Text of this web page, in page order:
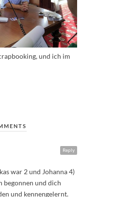
und ich im
Reply
war 2 und Johanna 4)
begonnen und dich
und kennengelernt.